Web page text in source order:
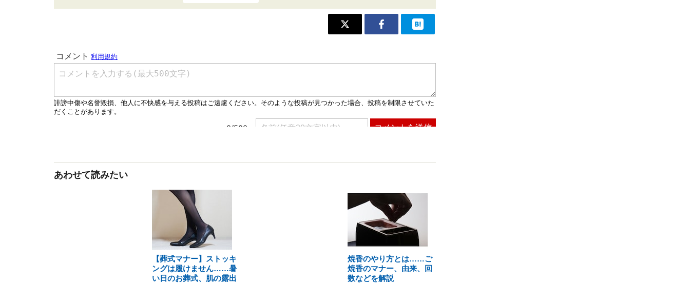
あわせて読みたい
【葬式マナー】ストッキ
ングは履けません……暑
い日のお葬式、肌の露出
焼香のやり方とは……ご
焼香のマナー、由来、回
数などを解説